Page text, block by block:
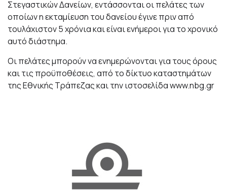
Στεγαστικών Δανείων, εντάσσονται οι πελάτες των
οποίων η εκταμίευση του δανείου έγινε πριν από
τουλάχιστον 5 χρόνια και είναι ενήμεροι για το χρονικό
αυτό διάστημα.
Οι πελάτες μπορούν να ενημερώνονται για τους όρους
και τις προϋποθέσεις, από το δίκτυο καταστημάτων
της Εθνικής Τράπεζας και την ιστοσελίδα www.nbg.gr